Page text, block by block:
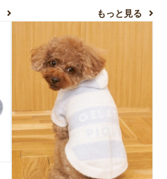
もっと見る